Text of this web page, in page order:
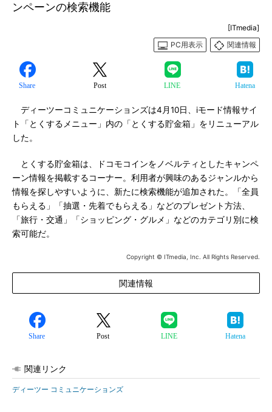
ンペーンの検索機能
[ITmedia]
PC用表示
関連情報
Share Post LINE Hatena
ディーツーコミュニケーションズは4月10日、iモード情報サイ
ト「とくするメニュー」内の「とくする貯金箱」をリニューアル
した。
とくする貯金箱は、ドコモコインをノベルティとしたキャンペ
ーン情報を掲載するコーナー。利用者が興味のあるジャンルから
情報を探しやすいように、新たに検索機能が追加された。「全員
もらえる」「抽選・先着でもらえる」などのプレゼント方法、
「旅行・交通」「ショッピング・グルメ」などのカテゴリ別に検
索可能だ。
Copyright © ITmedia, Inc. All Rights Reserved.
関連情報
Share Post LINE Hatena
関連リンク
ディーツー コミュニケーションズ